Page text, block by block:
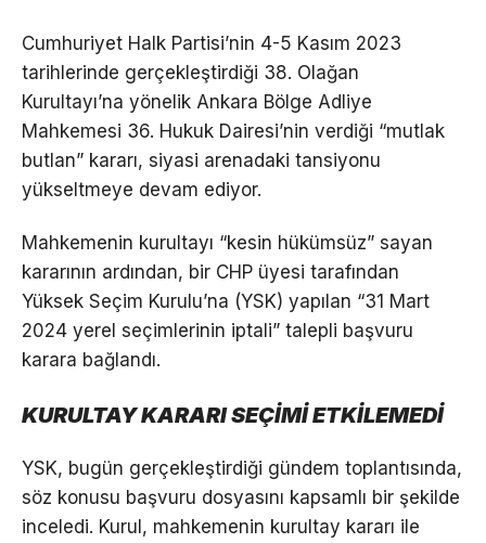
Cumhuriyet Halk Partisi’nin 4-5 Kasım 2023
tarihlerinde gerçekleştirdiği 38. Olağan
Kurultayı’na yönelik Ankara Bölge Adliye
Mahkemesi 36. Hukuk Dairesi’nin verdiği “mutlak
butlan” kararı, siyasi arenadaki tansiyonu
yükseltmeye devam ediyor.
Mahkemenin kurultayı “kesin hükümsüz” sayan
kararının ardından, bir CHP üyesi tarafından
Yüksek Seçim Kurulu’na (YSK) yapılan “31 Mart
2024 yerel seçimlerinin iptali” talepli başvuru
karara bağlandı.
KURULTAY KARARI SEÇİMİ ETKİLEMEDİ
YSK, bugün gerçekleştirdiği gündem toplantısında,
söz konusu başvuru dosyasını kapsamlı bir şekilde
inceledi. Kurul, mahkemenin kurultay kararı ile